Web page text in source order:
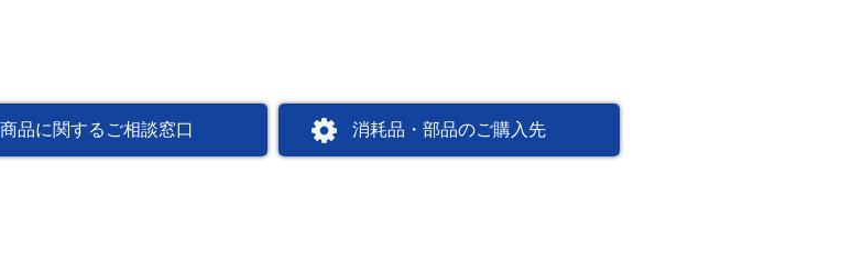
商品に関するご相談窓口 消耗品・部品のご購入先